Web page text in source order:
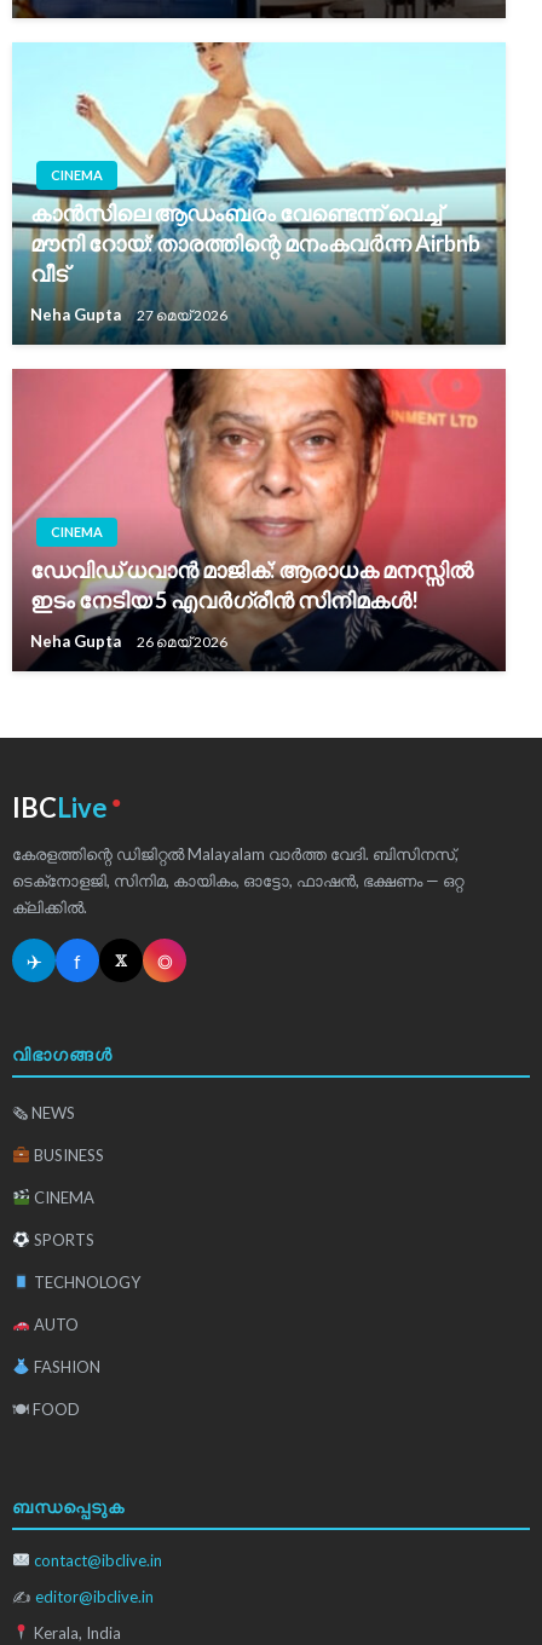
CINEMA
കാൻസിലെ ആഡംബരം വേണ്ടെന്ന് വെച്ച്
മൗനി റോയ്: താരത്തിന്റെ മനംകവർന്ന Airbnb
വീട്
Neha Gupta 27 മെയ്‌ 2026
CINEMA
ഡേവിഡ് ധവാൻ മാജിക്: ആരാധക മനസ്സിൽ
ഇടം നേടിയ 5 എവർഗ്രീൻ സിനിമകൾ!
Neha Gupta 26 മെയ്‌ 2026
IBCLive ●
കേരളത്തിന്റെ ഡിജിറ്റൽ Malayalam വാർത്ത വേദി. ബിസിനസ്,
ടെക്‌നോളജി, സിനിമ, കായികം, ഓട്ടോ, ഫാഷൻ, ഭക്ഷണം — ഒറ്റ
ക്ലിക്കിൽ.
✈ f 𝕏 ◎
വിഭാഗങ്ങൾ
🗞 NEWS
BUSINESS
CINEMA
SPORTS
TECHNOLOGY
AUTO
FASHION
🍽 FOOD
ബന്ധപ്പെടുക
contact@ibclive.in
✍ editor@ibclive.in
Kerala, India